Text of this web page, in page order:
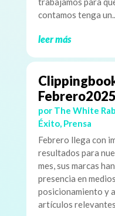
contamos tenga
leer más
Febrero2025
por The White
Éxito, Prensa
Febrero llega con
resultados para
mes, sus marcas
presencia en
posicionamiento y
artículos